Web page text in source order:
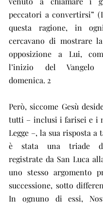
peccatori a convertirsi”
questa ragione, in
cercavano di mostrare
opposizione a Lui,
l’inizio del
domenica. 2
Però, siccome Gesù
tutti – inclusi i farisei e i
Legge –, la sua risposta
è stata una triade
registrate da San Luca
uno stesso argomento
successione, sotto
In ognuno di essi,